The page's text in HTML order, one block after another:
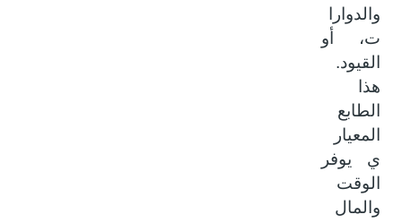
والدوارا
ت، أو
القيود.
هذا
الطابع
المعيار
ي يوفر
الوقت
والمال